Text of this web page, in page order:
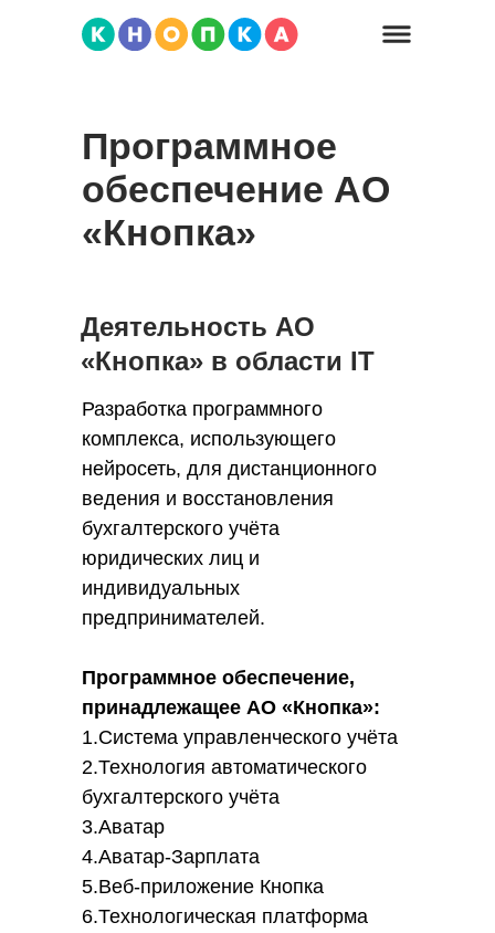
Программное
обеспечение АО
«Кнопка»
Разработка программного
комплекса, использующего
нейросеть, для дистанционного
ведения и восстановления
бухгалтерского учёта
юридических лиц и
индивидуальных
предпринимателей.
Программное обеспечение,
принадлежащее АО «Кнопка»:
1.Система управленческого учёта
2.Технология автоматического
бухгалтерского учёта
3.Аватар
4.Аватар-Зарплата
5.Веб-приложение Кнопка
6.Технологическая платформа
Деятельность АО
«Кнопка» в области IT